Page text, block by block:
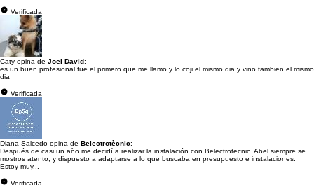
Verificada
Caty opina de Joel David:
es un buen profesional fue el primero que me llamo y lo coji el mismo dia y vino tambien el mismo
dia
Verificada
Diana Salcedo opina de Belectrotècnic:
Después de casi un año me decidí a realizar la instalación con Belectrotecnic. Abel siempre se
mostros atento, y dispuesto a adaptarse a lo que buscaba en presupuesto e instalaciones.
Estoy muy...
Verificada